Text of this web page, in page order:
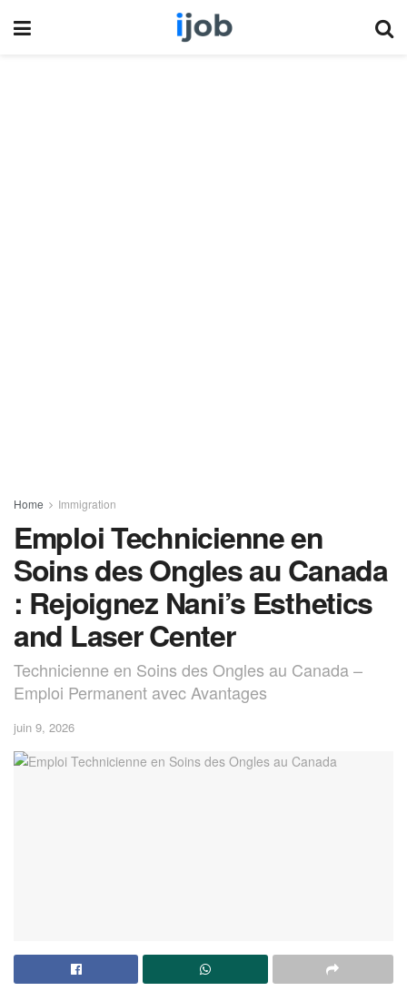
Home Immigration
Emploi Technicienne en
Soins des Ongles au Canada
: Rejoignez Nani’s Esthetics
and Laser Center
Technicienne en Soins des Ongles au Canada –
Emploi Permanent avec Avantages
juin 9, 2026